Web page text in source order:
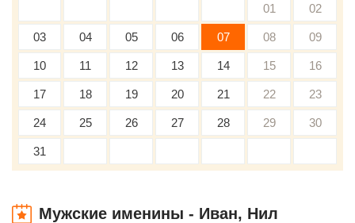
01 02
03 04 05 06 07 08 09
10 11 12 13 14 15 16
17 18 19 20 21 22 23
24 25 26 27 28 29 30
31
Мужские именины - Иван, Нил